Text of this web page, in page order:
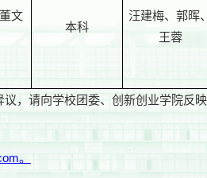
文
本科
汪建梅、郭晖、
王蓉
，请向学校团委、创新创业学院反
。